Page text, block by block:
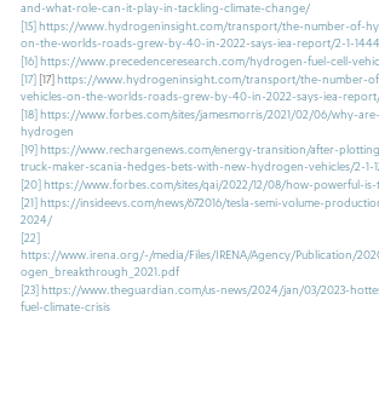
and-what-role-can-it-play-in-tackling-climate-change/
[15] https://www.hydrogeninsight.com/transport/the-number-of-
on-the-worlds-roads-grew-by-40-in-2022-says-iea-report/2-1-
[16] https://www.precedenceresearch.com/hydrogen-fuel-cell-
[17] [17] https://www.hydrogeninsight.com/transport/the-number-
vehicles-on-the-worlds-roads-grew-by-40-in-2022-says-iea-
[18] https://www.forbes.com/sites/jamesmorris/2021/02/06/why-
hydrogen
[19] https://www.rechargenews.com/energy-transition/after-
truck-maker-scania-hedges-bets-with-new-hydrogen-vehicles/2-1-
[20] https://www.forbes.com/sites/qai/2022/12/08/how-powerful-is-
[21] https://insideevs.com/news/672016/tesla-semi-volume-
2024/
[22]
https://www.irena.org/-/media/Files/IRENA/Agency/Publication/
ogen_breakthrough_2021.pdf
[23] https://www.theguardian.com/us-news/2024/jan/03/2023-
fuel-climate-crisis